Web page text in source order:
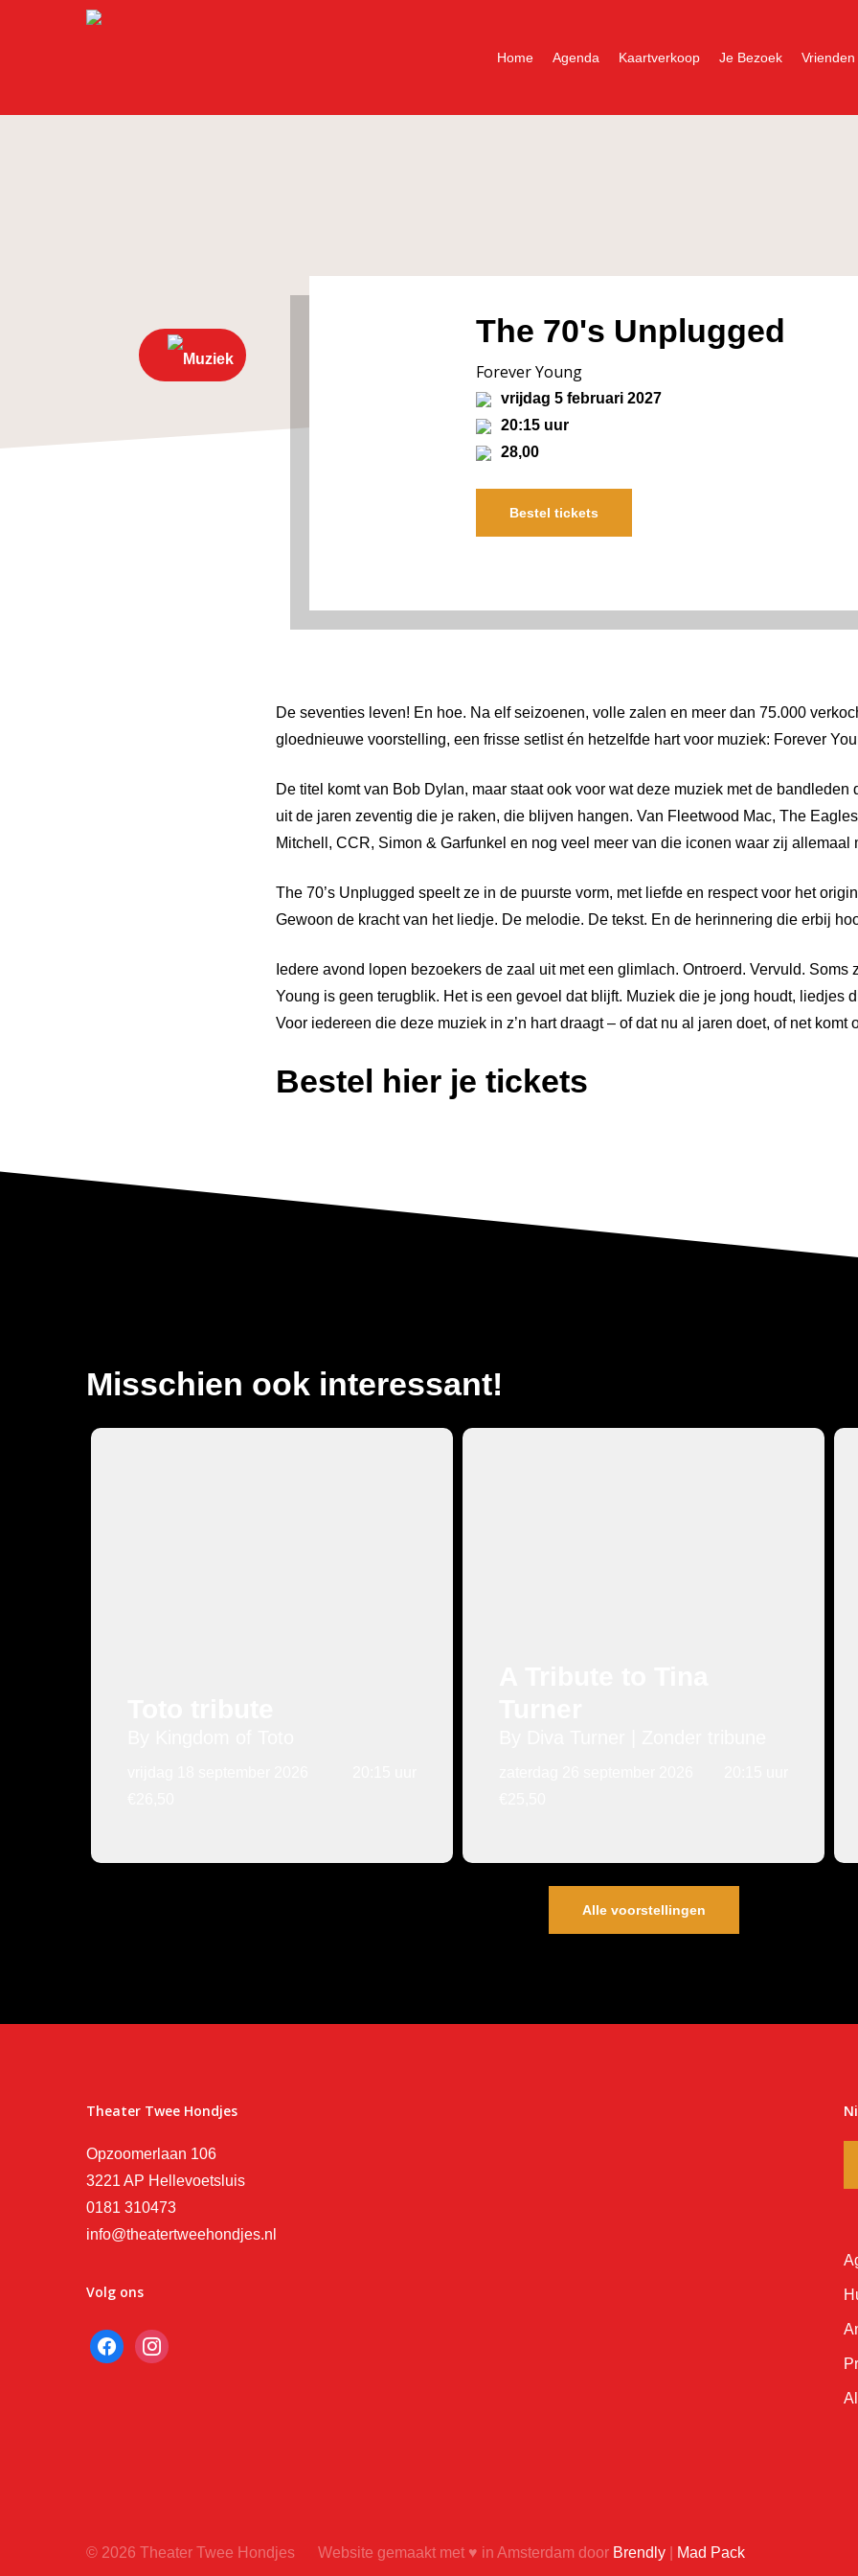
Home Agenda Kaartverkoop Je Bezoek Vrienden
Muziek
The 70's Unplugged
Forever Young
vrijdag 5 februari 2027
20:15 uur
28,00
Bestel tickets
De seventies leven! En hoe. Na elf seizoenen, volle zalen en meer dan 75.000
gloednieuwe voorstelling, een frisse setlist én hetzelfde hart voor muziek: Forever
De titel komt van Bob Dylan, maar staat ook voor wat deze muziek met de bandleden
uit de jaren zeventig die je raken, die blijven hangen. Van Fleetwood Mac, The
Mitchell, CCR, Simon & Garfunkel en nog veel meer van die iconen waar zij allemaal
The 70’s Unplugged speelt ze in de puurste vorm, met liefde en respect voor het
Gewoon de kracht van het liedje. De melodie. De tekst. En de herinnering die erbij
Iedere avond lopen bezoekers de zaal uit met een glimlach. Ontroerd. Vervuld. Soms
Young is geen terugblik. Het is een gevoel dat blijft. Muziek die je jong houdt, liedjes
Voor iedereen die deze muziek in z’n hart draagt – of dat nu al jaren doet, of net komt
Bestel hier je tickets
Misschien ook interessant!
Alle voorstellingen
Theater Twee Hondjes
Opzoomerlaan 106
3221 AP Hellevoetsluis
0181 310473
info@theatertweehondjes.nl
Volg ons
facebookinstagram
© 2026 Theater Twee Hondjes Website gemaakt met ♥ in Amsterdam door Brendly Mad Pack